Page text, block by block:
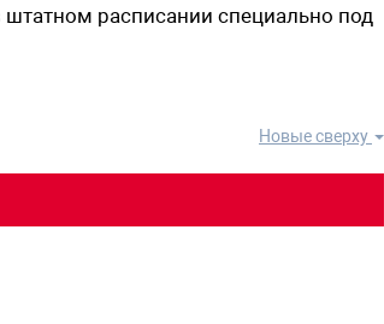
расписании специально под
Новые сверху